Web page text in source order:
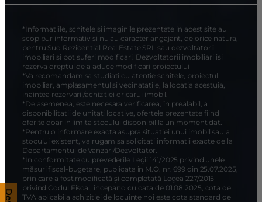
*Informatiile, schitele si imaginile prezentate in acest site au
scop pur informativ si nu au caracter angajant, de orice natura,
pentru Sud Rezidential Real Estate SRL sau dezvoltatorii
imobiliari si pot suferi modificari. Dezvoltatorii imobiliari isi
rezerva dreptul de a aduce modificari proiectului
*Va recomandam sa studiati cu atentie schitele, proiectul
imobiliar, amplasamentul si vecinatatile, la locatia acestuia,
inaintea rezervarii/achizitiei oricarui imobil.
*De asemenea, este necesara verificarea, în prealabil, a
disponibilitatii de unitati locative, ofertele prezentate fiind
oferite doar in limita stocului disponibil la un moment dat.
*Pentru o informare exacta asupra situatiei unui imobil sau a
stocului existent, va rugam sa solicitati informatii exacte de la
Departamentul de Vanzari/Dezvoltator.
*In conformitate cu prevederile Legii 141/2025 privind unele
măsuri fiscal-bugetare, publicata in M.O. nr. 699 din 25.07.2025,
prin care a fost modificată și completată Legea 227/2015
privind Codul Fiscal, incepand cu data de 01.08.2025, cota de
TVA aplicabila achizitiei de locuinte noi este cota standard de